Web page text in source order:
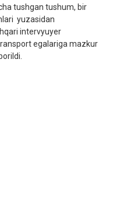
tushgan tushum, bir
yuzasidan
intervyuyer
egalariga mazkur